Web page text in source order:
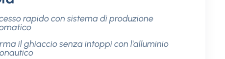
rapido con sistema di produzione
il ghiaccio senza intoppi con l'alluminio